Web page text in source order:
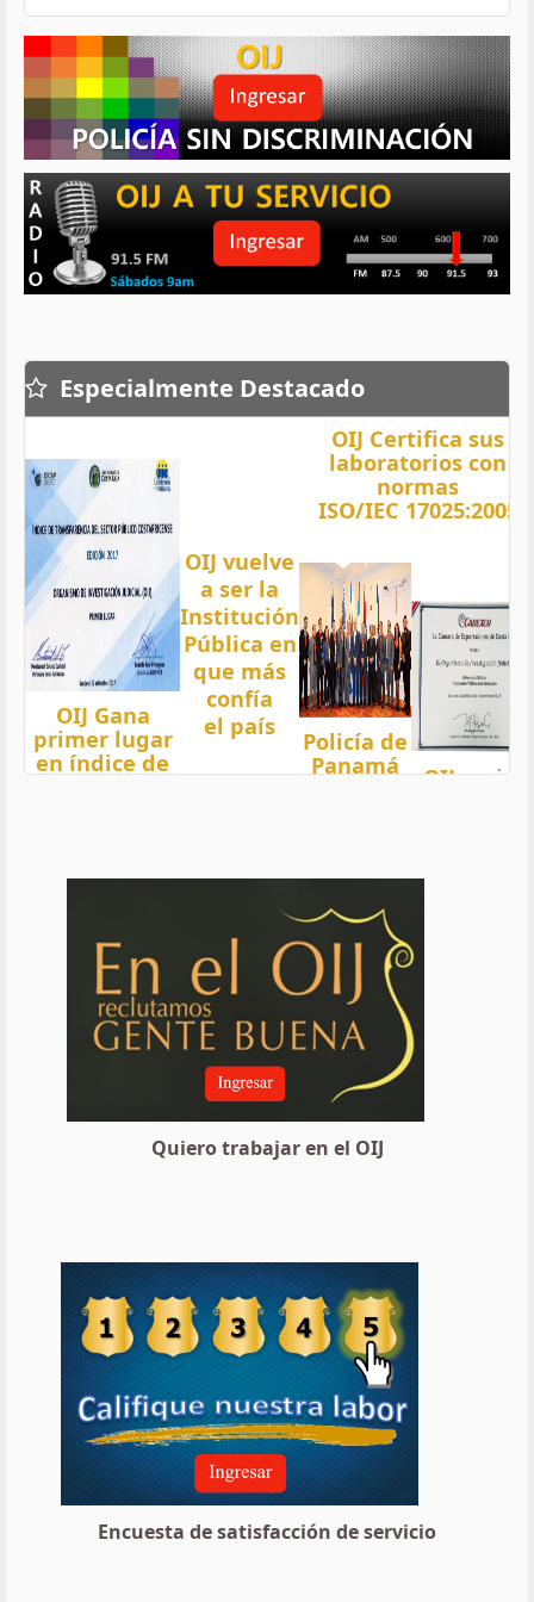
Especialmente Destacado
OIJ Gana
primer lugar
en índice de
OIJ vuelve
a ser la
Institución
Pública en
que más
confía
el país
OIJ Certifica sus
laboratorios con
normas
ISO/IEC 17025:2005
Policía de
Panamá
OIJ mejor
Quiero trabajar en el OIJ
Encuesta de satisfacción de servicio